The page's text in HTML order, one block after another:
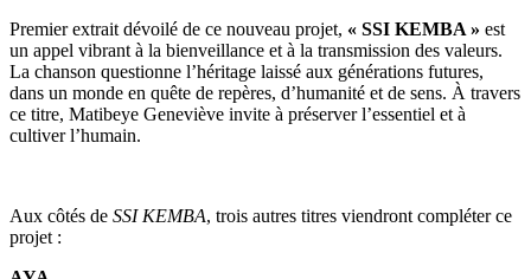
Premier extrait dévoilé de ce nouveau projet, « SSI KEMBA » est
un appel vibrant à la bienveillance et à la transmission des valeurs.
La chanson questionne l’héritage laissé aux générations futures,
dans un monde en quête de repères, d’humanité et de sens. À travers
ce titre, Matibeye Geneviève invite à préserver l’essentiel et à
cultiver l’humain.
Aux côtés de SSI KEMBA, trois autres titres viendront compléter ce
projet :